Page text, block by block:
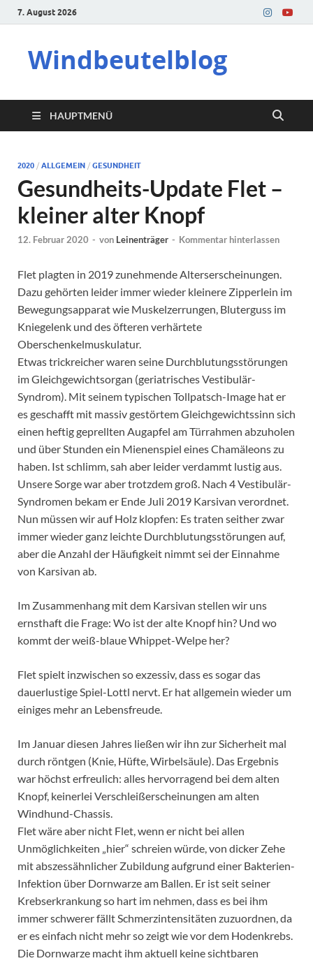
7. August 2026
Windbeutelblog
HAUPTMENÜ
2020 / ALLGEMEIN / GESUNDHEIT
Gesundheits-Update Flet –
kleiner alter Knopf
12. Februar 2020 - von Leinenträger - Kommentar hinterlassen
Flet plagten in 2019 zunehmende Alterserscheinungen.
Dazu gehörten leider immer wieder kleinere Zipperlein im
Bewegungsapparat wie Muskelzerrungen, Bluterguss im
Kniegelenk und des öfteren verhärtete
Oberschenkelmuskulatur.
Etwas trickreicher waren seine Durchblutungsstörungen
im Gleichgewichtsorgan (geriatrisches Vestibulär-
Syndrom). Mit seinem typischen Tollpatsch-Image hat er
es geschafft mit massiv gestörtem Gleichgewichtssinn sich
einen heftig geprellten Augapfel am Türrahmen abzuholen
und über Stunden ein Mienenspiel eines Chamäleons zu
haben. Ist schlimm, sah aber leider verdammt lustig aus.
Unsere Sorge war aber trotzdem groß. Nach 4 Vestibulär-
Syndromen bekam er Ende Juli 2019 Karsivan verordnet.
Nun müssen wir auf Holz klopfen: Es traten seither zwar
immer wieder ganz leichte Durchblutungsstörungen auf,
aber die Anzahl der Häufigkeit nimmt sei der Einnahme
von Karsivan ab.
Im Zusammenhang mit dem Karsivan stellen wir uns
ernsthaft die Frage: Wo ist der alte Knopf hin? Und wo
kommt der weiß-blaue Whippet-Welpe her?
Flet spielt inzwischen so exzessiv, dass es sogar das
dauerlustige Spiel-Lottl nervt. Er hat allgemein wieder um
einiges mehr an Lebensfreude.
Im Januar diesen Jahres ließen wir ihn zur Sicherheit mal
durch röntgen (Knie, Hüfte, Wirbelsäule). Das Ergebnis
war höchst erfreulich: alles hervorragend bei dem alten
Knopf, keinerlei Verschleißerscheinungen am alten
Windhund-Chassis.
Flet wäre aber nicht Flet, wenn er nicht bei allen
Unmöglichkeiten „hier“ schreien würde, von dicker Zehe
mit abszessähnlicher Zubildung aufgrund einer Bakterien-
Infektion über Dornwarze am Ballen. Er ist seit seiner
Krebserkrankung so hart im nehmen, dass es bei ihm
immer schwerer fällt Schmerzintensitäten zuzuordnen, da
er es einfach nicht mehr so zeigt wie vor dem Hodenkrebs.
Die Dornwarze macht ihm aktuell keine sichtbaren